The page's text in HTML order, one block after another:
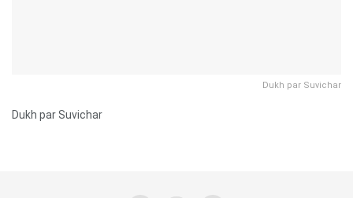
Dukh par Suvichar
Dukh par Suvichar